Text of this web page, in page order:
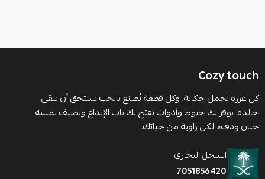
Cozy touch
كل غرزة تحمل حكاية، وكل قطعة تُصنع بالحب تستحق أن تبقى
خالدة. نوفر لك خيوط وأدوات تفتح لك باب الإبداع وتضيف لمسة
حنان ودفء لكل زاوية من حياتك.
السجل التجاري
7051856420